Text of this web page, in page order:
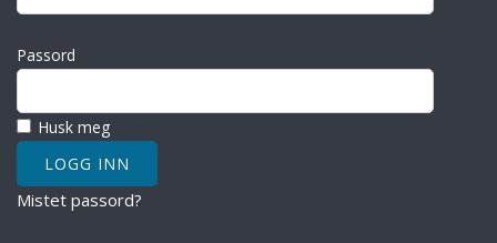
Passord
Husk meg
Mistet passord?